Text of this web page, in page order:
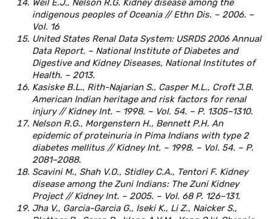
Weil E.J., Nelson R.G. Kidney disease among the
indigenous peoples of Oceania // Ethn Dis. – 2006. –
Vol. 16
United States Renal Data System: USRDS 2006 Annual
Data Report. – National Institute of Diabetes and
Digestive and Kidney Diseases, National Institutes of
Health. – 2013.
Kasiske B.L., Rith-Najarian S., Casper M.L., Croft J.B.
American Indian heritage and risk factors for renal
injury // Kidney Int. – 1998. – Vol. 54. – P. 1305–1310.
Nelson R.G., Morgenstern H., Bennett P.H. An
epidemic of proteinuria in Pima Indians with type 2
diabetes mellitus // Kidney Int. – 1998. – Vol. 54. – P.
2081–2088.
Scavini M., Shah V.O., Stidley C.A., Tentori F. Kidney
disease among the Zuni Indians: The Zuni Kidney
Project // Kidney Int. – 2005. – Vol. 68 P. 126–131.
Jha V., Garcia-Garcia G., Iseki K., Li Z., Naicker S.,